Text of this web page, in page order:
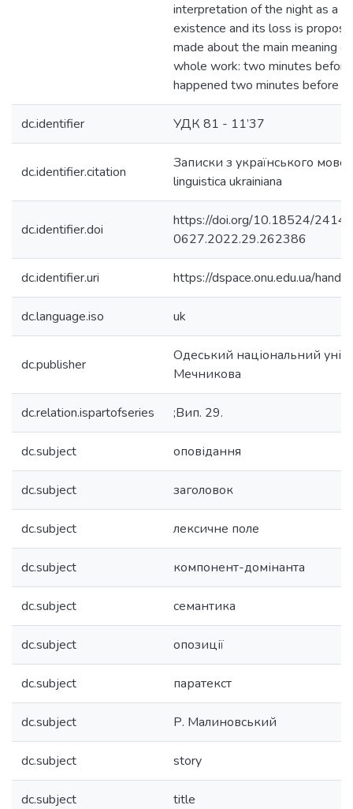
interpretation of the night as a
existence and its loss is
made about the main meaning
whole work: two minutes
happened two minutes before
dc.identifier УДК 81 - 11’37
dc.identifier.citation
Записки з українського
linguistica ukrainiana
dc.identifier.doi
https://doi.org/10.18524/2414-
0627.2022.29.262386
dc.identifier.uri https://dspace.onu.edu.ua/
dc.language.iso uk
dc.publisher
Одеський національний
Мечникова
dc.relation.ispartofseries ;Вип. 29.
dc.subject оповідання
dc.subject заголовок
dc.subject лексичне поле
dc.subject компонент-домінанта
dc.subject семантика
dc.subject опозиції
dc.subject паратекст
dc.subject Р. Малиновський
dc.subject story
dc.subject title